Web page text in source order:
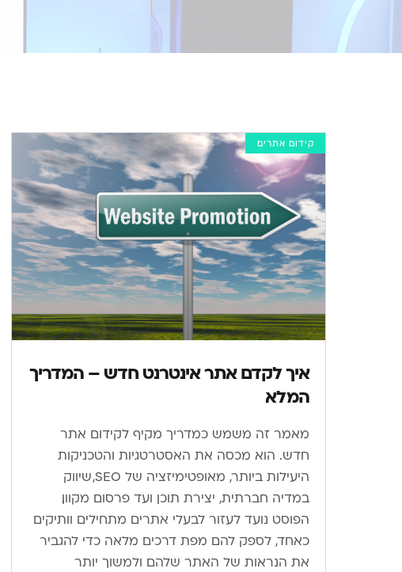
קידום אתרים
איך לקדם אתר אינטרנט חדש – המדריך
המלא
מאמר זה משמש כמדריך מקיף לקידום אתר
חדש. הוא מכסה את האסטרטגיות והטכניקות
היעילות ביותר, מאופטימיזציה של SEO, שיווק
במדיה חברתית, יצירת תוכן ועד פרסום מקוון.
הפוסט נועד לעזור לבעלי אתרים מתחילים וותיקים
כאחד, לספק להם מפת דרכים מלאה כדי להגביר
את הנראות של האתר שלהם ולמשוך יותר